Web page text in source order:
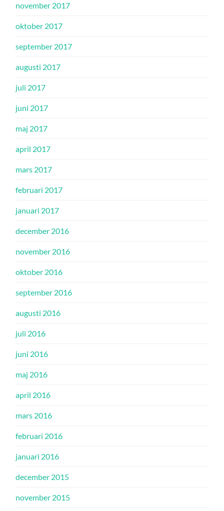
november 2017
oktober 2017
september 2017
augusti 2017
juli 2017
juni 2017
maj 2017
april 2017
mars 2017
februari 2017
januari 2017
december 2016
november 2016
oktober 2016
september 2016
augusti 2016
juli 2016
juni 2016
maj 2016
april 2016
mars 2016
februari 2016
januari 2016
december 2015
november 2015